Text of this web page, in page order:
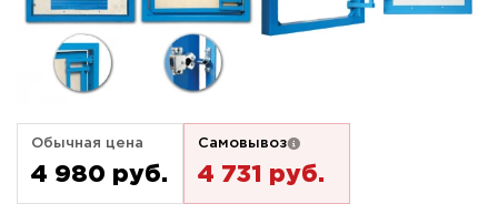
Обычная цена
4 980 pуб.
Самовывоз
4 731 pуб.